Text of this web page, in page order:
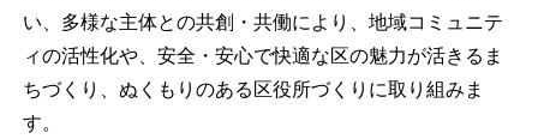
い、多様な主体との共創・共働により、地域コミュニテ
ィの活性化や、安全・安心で快適な区の魅力が活きるま
ちづくり、ぬくもりのある区役所づくりに取り組みま
す。